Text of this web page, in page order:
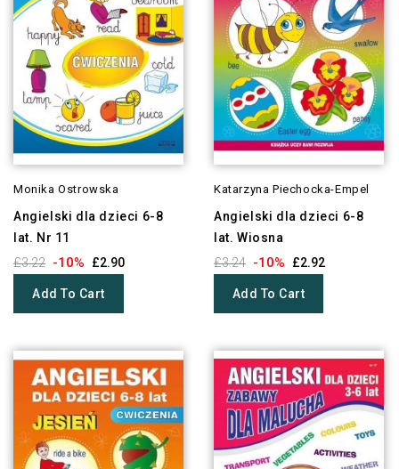
Monika Ostrowska
Angielski dla dzieci 6-8
lat. Nr 11
£3.22 -10% £2.90
Add To Cart
Katarzyna Piechocka-Empel
Angielski dla dzieci 6-8
lat. Wiosna
£3.24 -10% £2.92
Add To Cart